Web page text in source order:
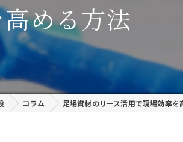
プラント工事
リース
める方法
コラム 足場資材のリース活用で現場効率を